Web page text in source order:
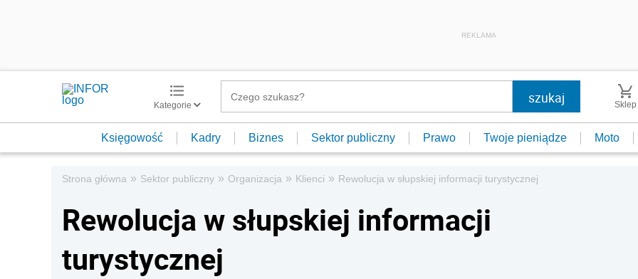
REKLAMA
Kategorie Sklep
Księgowość Kadry Biznes Sektor publiczny Prawo Twoje pieniądze Moto
Strona główna » Sektor publiczny » Organizacja » Klienci » Rewolucja w słupskiej informacji turystycznej
Rewolucja w słupskiej informacji
turystycznej